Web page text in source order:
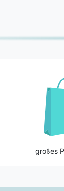
großes